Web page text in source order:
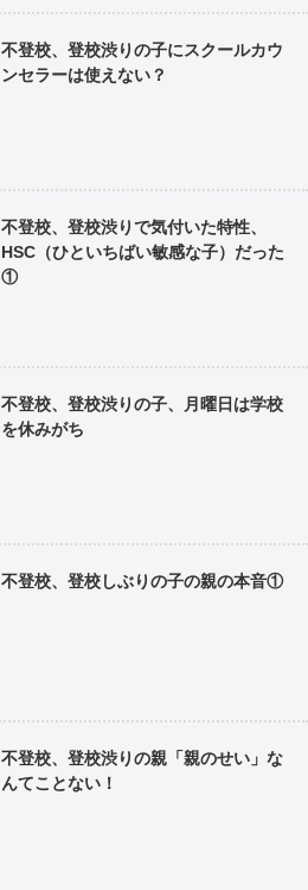
不登校、登校渋りの子にスクールカウ
ンセラーは使えない？
不登校、登校渋りで気付いた特性、
HSC（ひといちばい敏感な子）だった
①
不登校、登校渋りの子、月曜日は学校
を休みがち
不登校、登校しぶりの子の親の本音①
不登校、登校渋りの親「親のせい」な
んてことない！